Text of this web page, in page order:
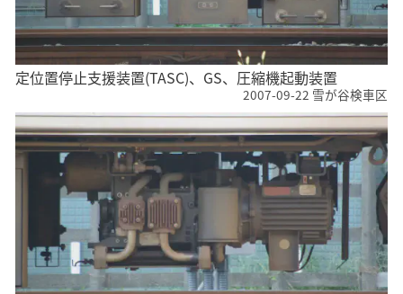
定位置停止支援装置(TASC)、GS、圧縮機起動装置
2007-09-22 雪が谷検車区